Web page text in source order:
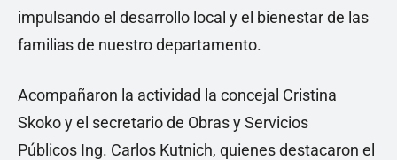
impulsando el desarrollo local y el bienestar de las
familias de nuestro departamento.
Acompañaron la actividad la concejal Cristina
Skoko y el secretario de Obras y Servicios
Públicos Ing. Carlos Kutnich, quienes destacaron el